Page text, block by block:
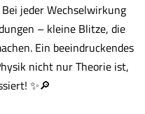
jeder Wechselwirkung
– kleine Blitze, die
Ein beeindruckendes
nicht nur Theorie ist,
✨🔎